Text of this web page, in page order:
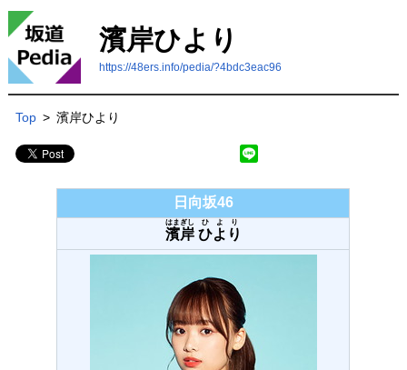
濱岸ひより
https://48ers.info/pedia/?4bdc3eac96
Top > 濱岸ひより
日向坂46
濱岸
はまぎし
ひより
ひより